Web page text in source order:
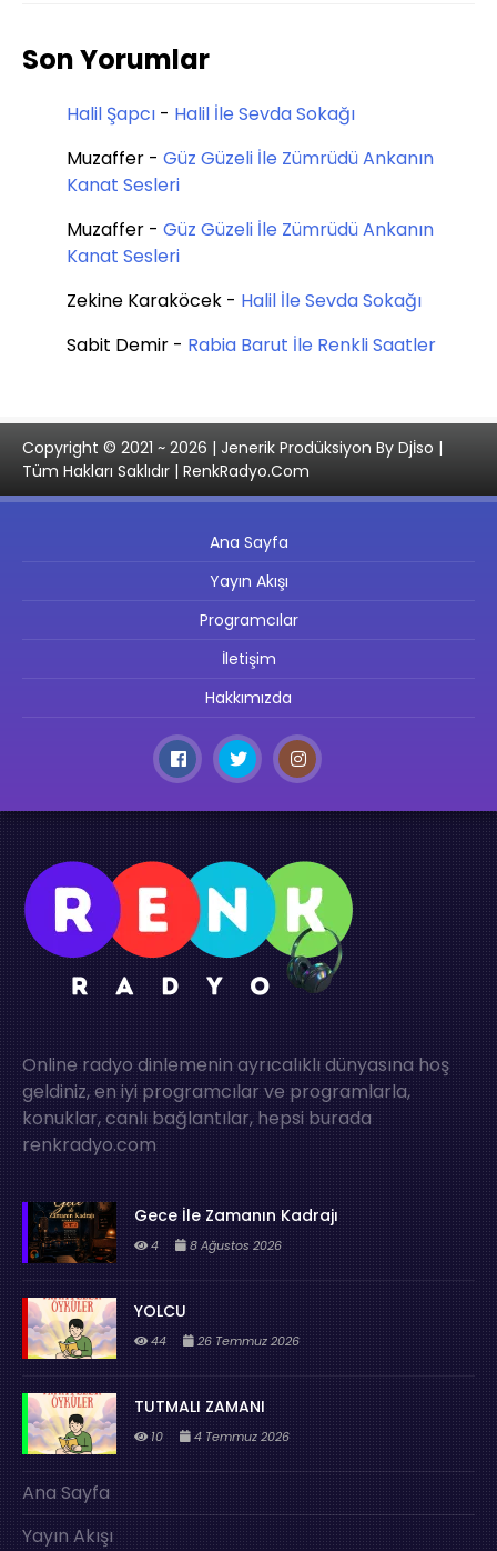
Son Yorumlar
Halil Şapcı - Halil İle Sevda Sokağı
Muzaffer - Güz Güzeli İle Zümrüdü Ankanın
Kanat Sesleri
Muzaffer - Güz Güzeli İle Zümrüdü Ankanın
Kanat Sesleri
Zekine Karaköcek - Halil İle Sevda Sokağı
Sabit Demir - Rabia Barut İle Renkli Saatler
Copyright © 2021 ~ 2026 | Jenerik Prodüksiyon By Djİso |
Tüm Hakları Saklıdır | RenkRadyo.Com
Ana Sayfa
Yayın Akışı
Programcılar
İletişim
Hakkımızda
Online radyo dinlemenin ayrıcalıklı dünyasına hoş
geldiniz, en iyi programcılar ve programlarla,
konuklar, canlı bağlantılar, hepsi burada
renkradyo.com
Gece İle Zamanın Kadrajı
4 8 Ağustos 2026
YOLCU
44 26 Temmuz 2026
TUTMALI ZAMANI
10 4 Temmuz 2026
Ana Sayfa
Yayın Akışı